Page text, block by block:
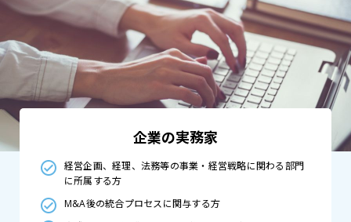
企業の実務家
経営企画、経理、法務等の事業・経営戦略に関わる部門
に所属する方
M&A後の統合プロセスに関与する方